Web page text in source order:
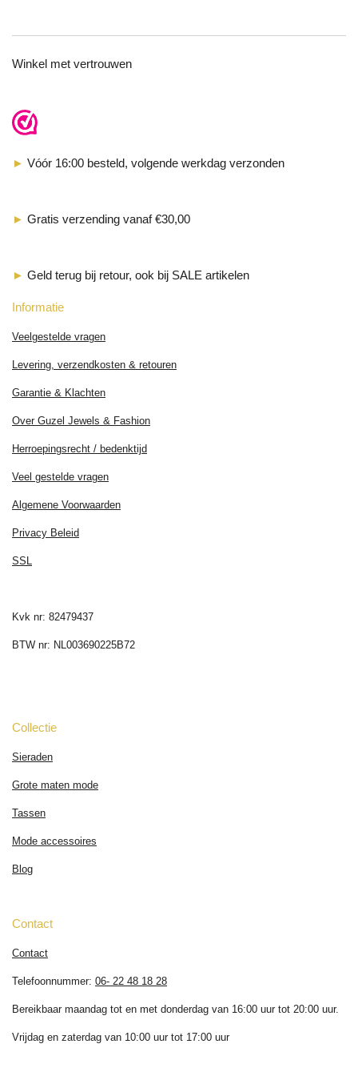
Winkel met vertrouwen
► Vóór 16:00 besteld, volgende werkdag verzonden
► Gratis verzending vanaf €30,00
► Geld terug bij retour, ook bij SALE artikelen
Informatie
Veelgestelde vragen
Levering, verzendkosten & retouren
Garantie & Klachten
Over Guzel Jewels & Fashion
Herroepingsrecht / bedenktijd
Veel gestelde vragen
Algemene Voorwaarden
Privacy Beleid
SSL
Kvk nr: 82479437
BTW nr: NL003690225B72
Collectie
Sieraden
Grote maten mode
Tassen
Mode accessoires
Blog
Contact
Contact
Telefoonnummer: 06- 22 48 18 28
Bereikbaar maandag tot en met donderdag van 16:00 uur tot 20:00 uur.
Vrijdag en zaterdag van 10:00 uur tot 17:00 uur